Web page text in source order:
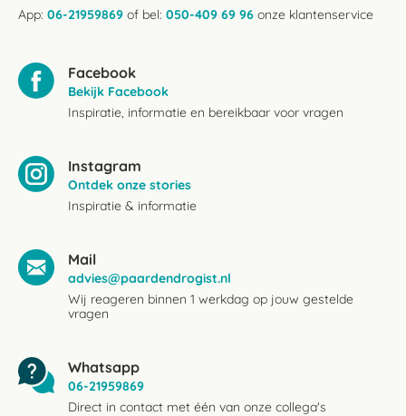
App: 06-21959869 of bel: 050-409 69 96 onze klantenservice
Facebook
Bekijk Facebook
Inspiratie, informatie en bereikbaar voor vragen
Instagram
Ontdek onze stories
Inspiratie & informatie
Mail
advies@paardendrogist.nl
Wij reageren binnen 1 werkdag op jouw gestelde
vragen
Whatsapp
06-21959869
Direct in contact met één van onze collega's